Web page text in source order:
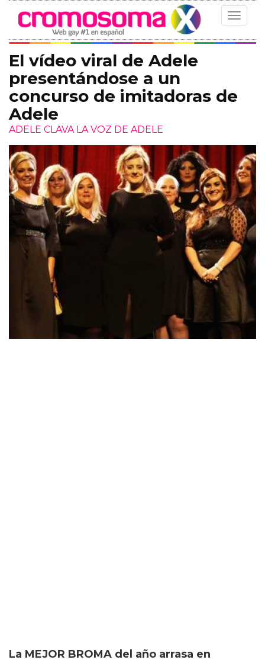
Toggle
El vídeo viral de Adele
presentándose a un
concurso de imitadoras de
Adele
ADELE CLAVA LA VOZ DE ADELE
La MEJOR BROMA del año arrasa en